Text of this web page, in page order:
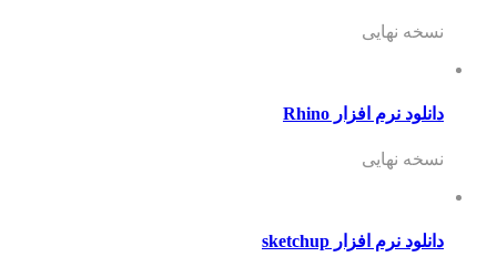
نسخه نهایی
دانلود نرم افزار Rhino
نسخه نهایی
دانلود نرم افزار sketchup